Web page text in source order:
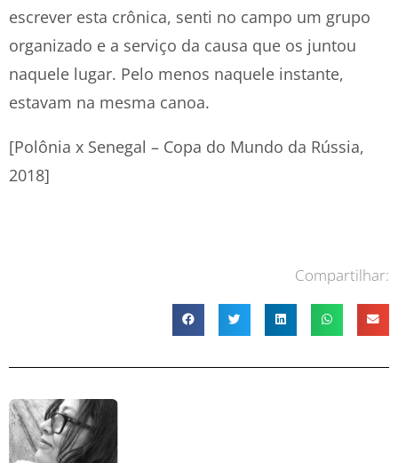
escrever esta crônica, senti no campo um grupo
organizado e a serviço da causa que os juntou
naquele lugar. Pelo menos naquele instante,
estavam na mesma canoa.
[Polônia x Senegal – Copa do Mundo da Rússia,
2018]
Compartilhar: